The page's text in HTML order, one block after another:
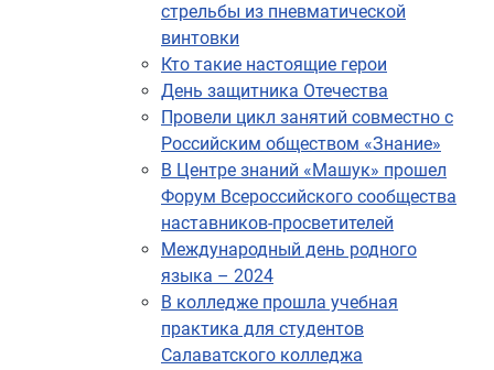
стрельбы из пневматической
винтовки
Кто такие настоящие герои
День защитника Отечества
Провели цикл занятий совместно с
Российским обществом «Знание»
В Центре знаний «Машук» прошел
Форум Всероссийского сообщества
наставников-просветителей
Международный день родного
языка – 2024
В колледже прошла учебная
практика для студентов
Салаватского колледжа